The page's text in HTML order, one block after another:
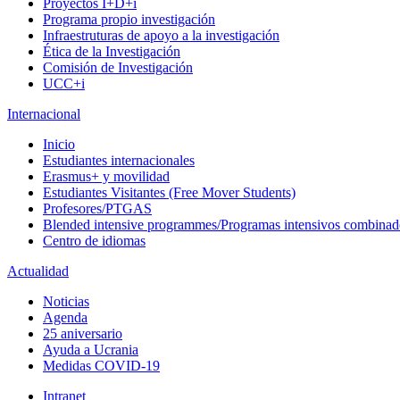
Proyectos I+D+i
Programa propio investigación
Infraestruturas de apoyo a la investigación
Ética de la Investigación
Comisión de Investigación
UCC+i
Internacional
Inicio
Estudiantes internacionales
Erasmus+ y movilidad
Estudiantes Visitantes (Free Mover Students)
Profesores/PTGAS
Blended intensive programmes/Programas intensivos
Centro de idiomas
Actualidad
Noticias
Agenda
25 aniversario
Ayuda a Ucrania
Medidas COVID-19
Intranet